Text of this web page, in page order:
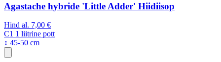
Agastache hybride 'Little Adder' Hiidiisop
Hind al. 7,00 €
C1 1 liitrine pott
↕ 45-50 cm